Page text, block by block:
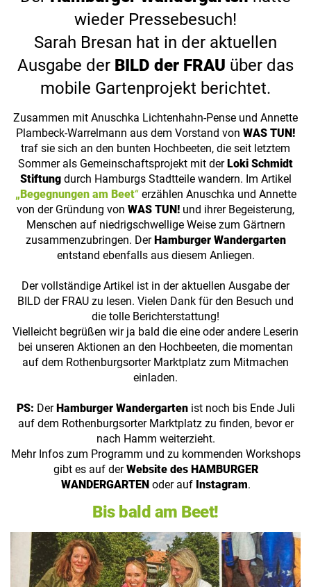
wieder Pressebesuch!
Sarah Bresan hat in der aktuellen
Ausgabe der BILD der FRAU über das
mobile Gartenprojekt berichtet.
Zusammen mit Anuschka Lichtenhahn-Pense und Annette
Plambeck-Warrelmann aus dem Vorstand von WAS TUN!
traf sie sich an den bunten Hochbeeten, die seit letztem
Sommer als Gemeinschaftsprojekt mit derLoki Schmidt
Stiftungdurch Hamburgs Stadtteile wandern. Im Artikel
„Begegnungen am Beet“ erzählen Anuschka und Annette
von der Gründung von WAS TUN! und ihrer Begeisterung,
Menschen auf niedrigschwellige Weise zum Gärtnern
zusammenzubringen. DerHamburger Wandergarten
entstand ebenfalls aus diesem Anliegen.
Der vollständige Artikel ist in der aktuellen Ausgabe der
BILD der FRAU zu lesen. Vielen Dank für den Besuch und
die tolle Berichterstattung!
Vielleicht begrüßen wir ja bald die eine oder andere Leserin
bei unseren Aktionen an den Hochbeeten, die momentan
auf dem Rothenburgsorter Marktplatz zum Mitmachen
einladen.
PS: DerHamburger Wandergartenist noch bis Ende Juli
auf dem Rothenburgsorter Marktplatz zu finden, bevor er
nach Hamm weiterzieht.
Mehr Infos zum Programm und zu kommenden Workshops
gibt es auf derWebsite des HAMBURGER
WANDERGARTENoder auf Instagram.
Bis bald am Beet!